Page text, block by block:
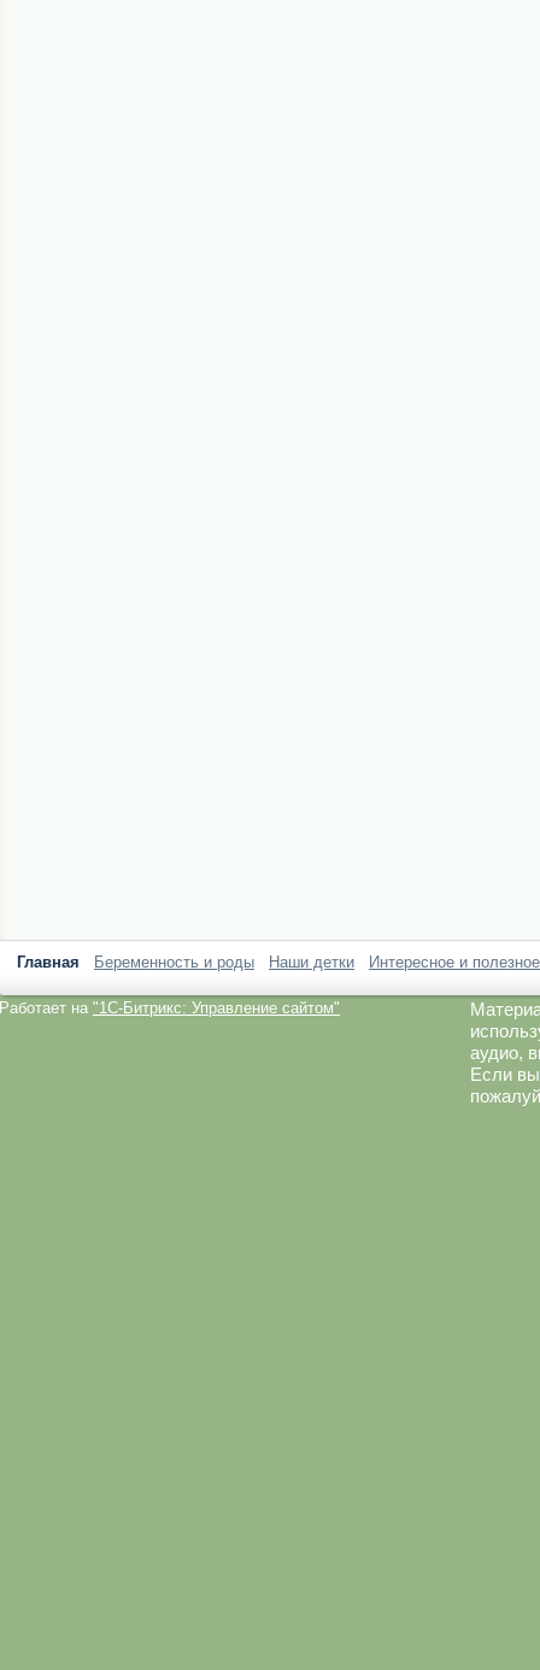
Главная Беременность и роды Наши детки Интересное и полезное
Работает на "1C-Битрикс: Управление сайтом"
аудио,
Если вы